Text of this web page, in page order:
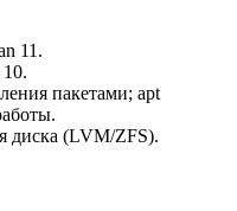
11.
пакетами; apt
диска (LVM/ZFS).